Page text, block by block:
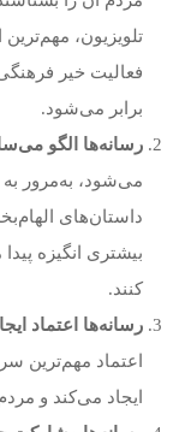
تلویزیون،
فعالیت خیر
برابر می‌شود.
رسانه‌ها الگو
می‌شود، به‌مرور
داستان‌های
بیشتری انگیزه
کنند.
رسانه‌ها اعتماد
اعتماد
ایجاد می‌کند و